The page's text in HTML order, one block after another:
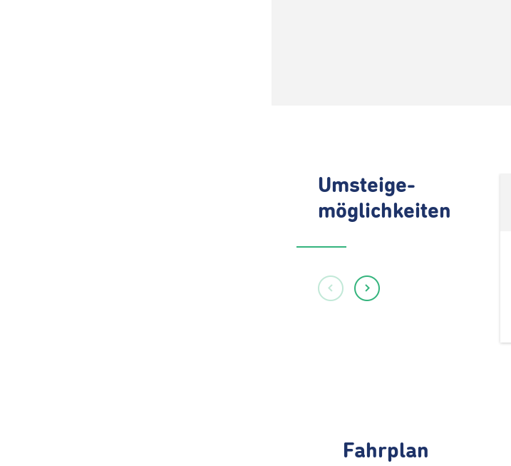
Umsteige-
möglichkeiten
Fahrplan